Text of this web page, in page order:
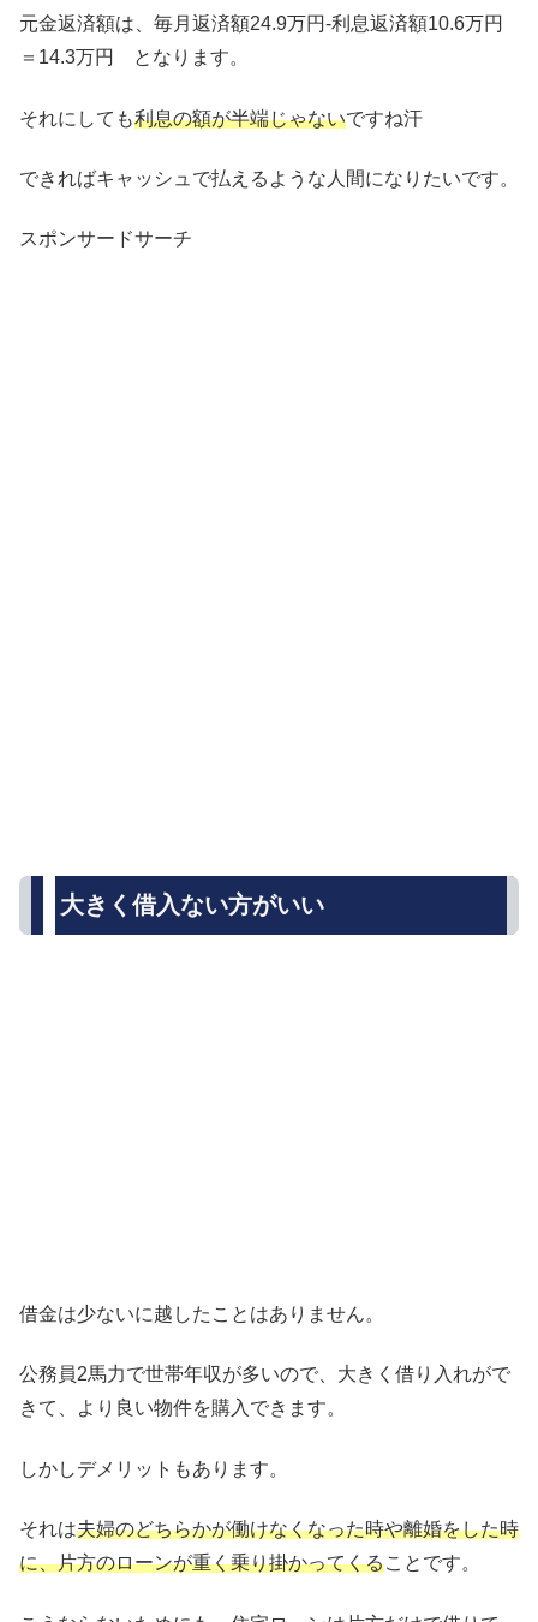
元金返済額は、毎月返済額24.9万円-利息返済額10.6万円
＝14.3万円 となります。
それにしても利息の額が半端じゃないですね汗
できればキャッシュで払えるような人間になりたいです。
スポンサードサーチ
大きく借入ない方がいい
借金は少ないに越したことはありません。
公務員2馬力で世帯年収が多いので、大きく借り入れがで
きて、より良い物件を購入できます。
しかしデメリットもあります。
それは夫婦のどちらかが働けなくなった時や離婚をした時
に、片方のローンが重く乗り掛かってくることです。